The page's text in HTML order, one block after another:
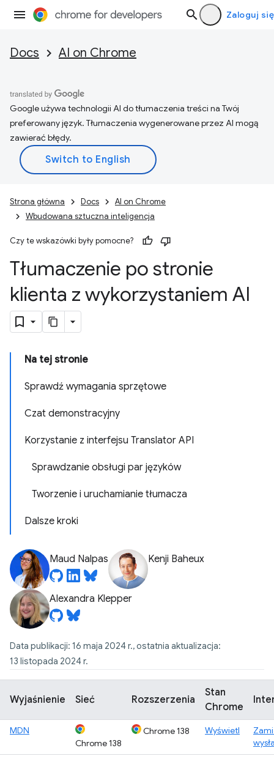
Zaloguj się
Docs AI on Chrome
Google używa technologii AI do tłumaczenia treści na Twój
preferowany język. Tłumaczenia wygenerowane przez AI mogą
zawierać błędy.
Strona główna Docs
AI on Chrome
Wbudowana sztuczna inteligencja
Czy te wskazówki były pomocne?
Tłumaczenie po stronie
klienta z wykorzystaniem AI
Na tej stronie
Sprawdź wymagania sprzętowe
Czat demonstracyjny
Korzystanie z interfejsu Translator API
Sprawdzanie obsługi par języków
Tworzenie i uruchamianie tłumacza
Dalsze kroki
Maud Nalpas Kenji Baheux
Alexandra Klepper
Data publikacji: 16 maja 2024 r., ostatnia aktualizacja:
13 listopada 2024 r.
Wyjaśnienie Sieć Rozszerzenia
Stan
Chrome
MDN
Chrome 138
Chrome 138 Wyświetl